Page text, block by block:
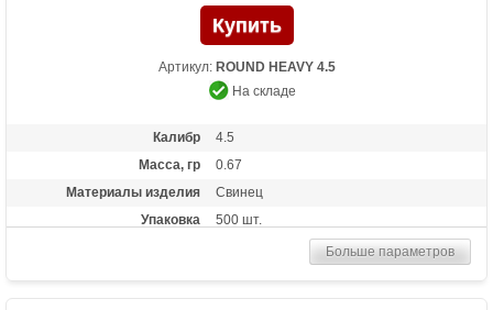
Артикул: ROUND HEAVY 4.5
На складе
Калибр
4.5
Масса, гр
0.67
Материалы изделия
Свинец
Упаковка
500 шт.
Больше параметров